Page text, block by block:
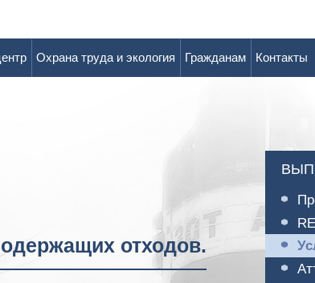
Охрана труда и экология Гражданам Контакты
отходов.